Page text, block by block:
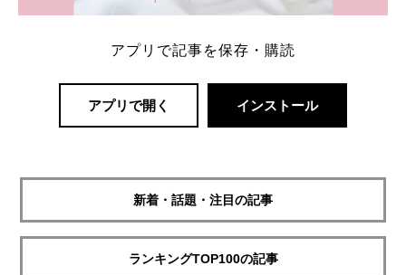
アプリで記事を保存・購読
アプリで開く インストール
新着・話題・注目の記事
ランキングTOP100の記事